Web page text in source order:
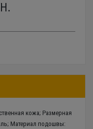
кожа; Размерная
Материал подошвы: